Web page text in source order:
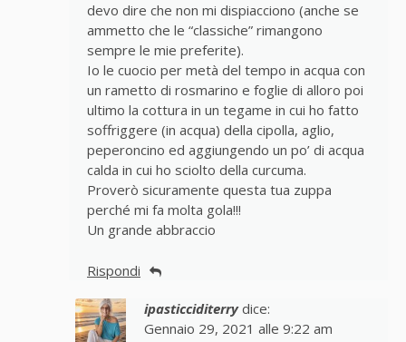
devo dire che non mi dispiacciono (anche se
ammetto che le “classiche” rimangono
sempre le mie preferite).
Io le cuocio per metà del tempo in acqua con
un rametto di rosmarino e foglie di alloro poi
ultimo la cottura in un tegame in cui ho fatto
soffriggere (in acqua) della cipolla, aglio,
peperoncino ed aggiungendo un po’ di acqua
calda in cui ho sciolto della curcuma.
Proverò sicuramente questa tua zuppa
perché mi fa molta gola!!!
Un grande abbraccio
Rispondi
ipasticciditerry dice:
Gennaio 29, 2021 alle 9:22 am